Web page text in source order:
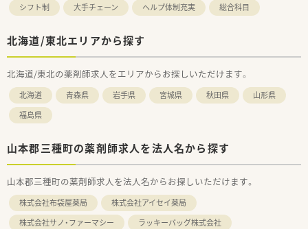
シフト制
大手チェーン ヘルプ体制充実 総合科目
北海道/東北エリアから探す
北海道/東北の薬剤師求人をエリアからお探しいただけます。
北海道 青森県 岩手県 宮城県 秋田県
山形県
福島県
山本郡三種町の薬剤師求人を法人名から探す
山本郡三種町の薬剤師求人を法人名からお探しいただけます。
株式会社布袋屋薬局
株式会社アイセイ薬局
株式会社サノ・ファーマシー
ラッキーバッグ株式会社